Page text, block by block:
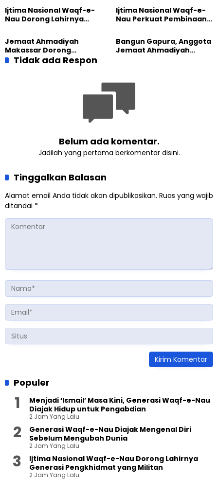
Pengabdian
Dunia
Ijtima Nasional Waqf-e-
Nau Dorong Lahirnya
yang Militan
Ijtima Nasional Waqf-e-
Nau Perkuat Pembinaan
Masa Depan
Jemaat Ahmadiyah
Makassar Dorong
Kesadaran Lingkungan
Lewat Edukasi Ekoteologi
Bangun Gapura, Anggota
Jemaat Ahmadiyah
Tidak ada Respon
Belum ada komentar.
Jadilah yang pertama berkomentar disini.
Tinggalkan Balasan
Alamat email Anda tidak akan dipublikasikan. Ruas yang wajib
ditandai *
Populer
Menjadi ‘Ismail’ Masa Kini, Generasi Waqf-e-Nau
Diajak Hidup untuk Pengabdian
2 Jam Yang Lalu
Generasi Waqf-e-Nau Diajak Mengenal Diri
Sebelum Mengubah Dunia
2 Jam Yang Lalu
Ijtima Nasional Waqf-e-Nau Dorong Lahirnya
Generasi Pengkhidmat yang Militan
2 Jam Yang Lalu